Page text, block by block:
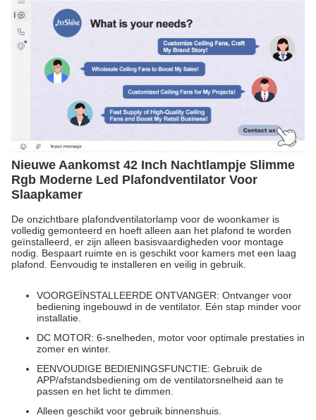
Nieuwe Aankomst 42 Inch Nachtlampje Slimme
Rgb Moderne Led Plafondventilator Voor
Slaapkamer
De onzichtbare plafondventilatorlamp voor de woonkamer is
volledig gemonteerd en hoeft alleen aan het plafond te worden
geïnstalleerd, er zijn alleen basisvaardigheden voor montage
nodig. Bespaart ruimte en is geschikt voor kamers met een laag
plafond. Eenvoudig te installeren en veilig in gebruik.
VOORGEÏNSTALLEERDE ONTVANGER: Ontvanger voor
bediening ingebouwd in de ventilator. Eén stap minder voor
installatie.
DC MOTOR: 6-snelheden, motor voor optimale prestaties in
zomer en winter.
EENVOUDIGE BEDIENINGSFUNCTIE: Gebruik de
APP/afstandsbediening om de ventilatorsnelheid aan te
passen en het licht te dimmen.
Alleen geschikt voor gebruik binnenshuis.